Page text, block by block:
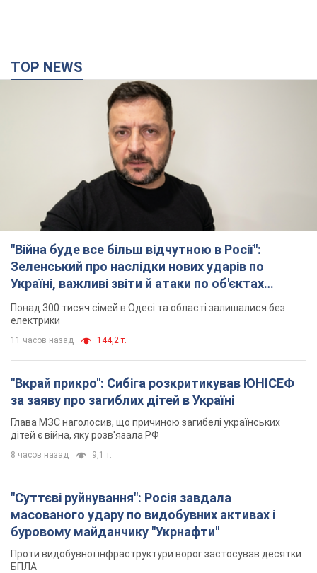
TOP NEWS
"Війна буде все більш відчутною в Росії":
Зеленський про наслідки нових ударів по
Україні, важливі звіти й атаки по об'єктах
ворога. Відео
Понад 300 тисяч сімей в Одесі та області залишалися без
електрики
11 часов назад 144,2 т.
"Вкрай прикро": Сибіга розкритикував ЮНІСЕФ
за заяву про загиблих дітей в Україні
Глава МЗС наголосив, що причиною загибелі українських
дітей є війна, яку розв'язала РФ
8 часов назад 9,1 т.
"Суттєві руйнування": Росія завдала
масованого удару по видобувних активах і
буровому майданчику "Укрнафти"
Проти видобувної інфраструктури ворог застосував десятки
БПЛА